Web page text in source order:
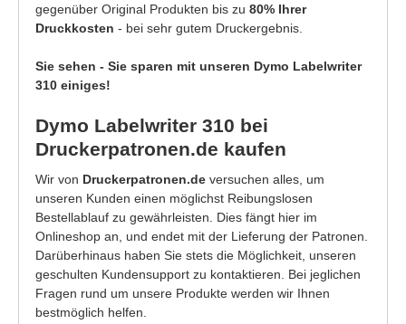
gegenüber Original Produkten bis zu 80% Ihrer
Druckkosten - bei sehr gutem Druckergebnis.
Sie sehen - Sie sparen mit unseren Dymo Labelwriter
310 einiges!
Dymo Labelwriter 310 bei
Druckerpatronen.de kaufen
Wir von Druckerpatronen.de versuchen alles, um
unseren Kunden einen möglichst Reibungslosen
Bestellablauf zu gewährleisten. Dies fängt hier im
Onlineshop an, und endet mit der Lieferung der Patronen.
Darüberhinaus haben Sie stets die Möglichkeit, unseren
geschulten Kundensupport zu kontaktieren. Bei jeglichen
Fragen rund um unsere Produkte werden wir Ihnen
bestmöglich helfen.